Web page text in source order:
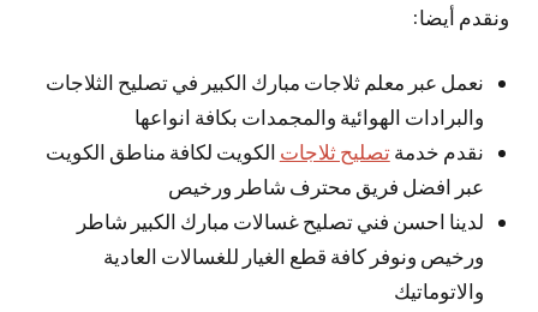
ونقدم أيضا:
نعمل عبر معلم ثلاجات مبارك الكبير في تصليح الثلاجات
والبرادات الهوائية والمجمدات بكافة انواعها
نقدم خدمةتصليح ثلاجات الكويت لكافة مناطق الكويت
عبر افضل فريق محترف شاطر ورخيص
لدينا احسن فني تصليح غسالات مبارك الكبير شاطر
ورخيص ونوفر كافة قطع الغيار للغسالات العادية
والاتوماتيك